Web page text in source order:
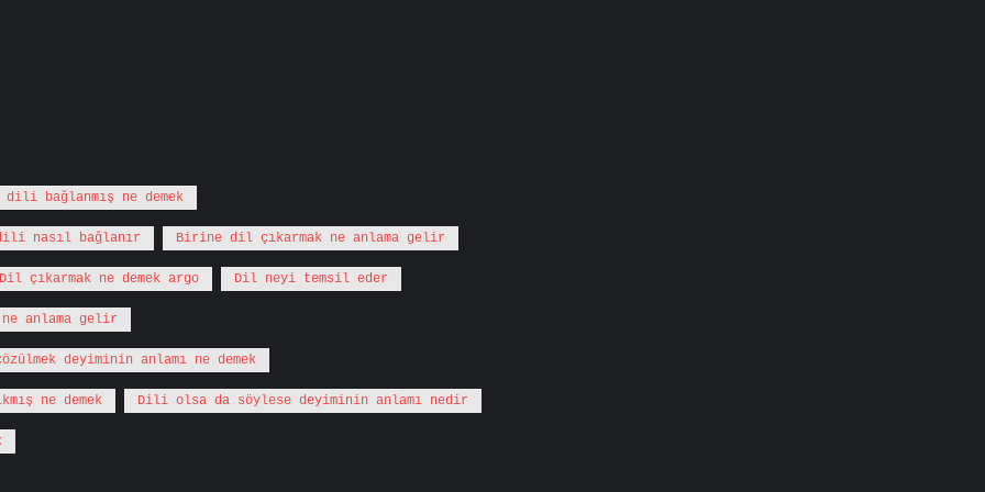
dili bağlanmış ne demek
nasıl bağlanır Birine dil çıkarmak ne anlama gelir
Dil çıkarmak ne demek argo Dil neyi temsil eder
anlama gelir
deyiminin anlamı ne demek
ne demek Dili olsa da söylese deyiminin anlamı nedir